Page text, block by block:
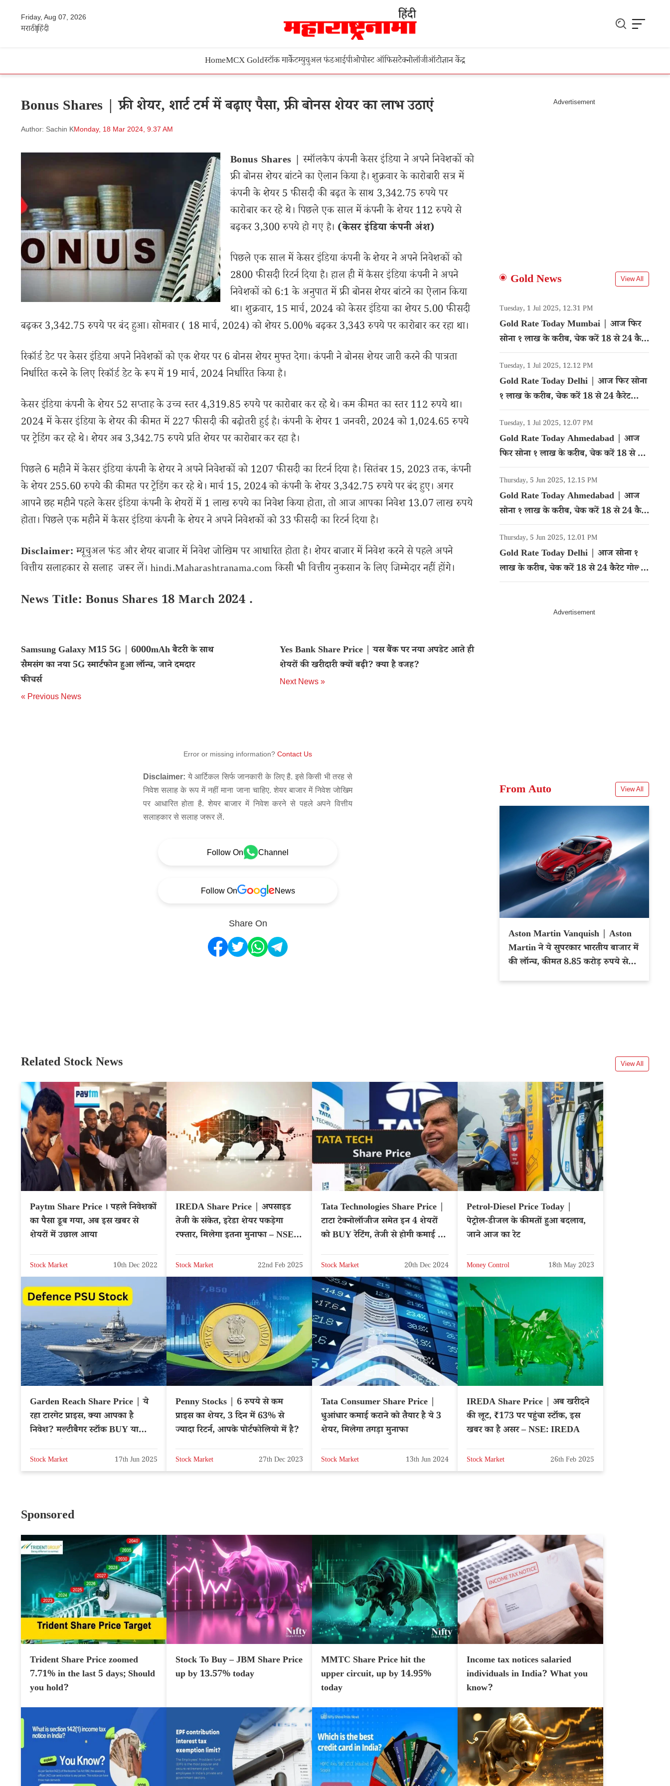
Friday, Aug 07, 2026
मराठीहिंदी
HomeMCX Goldस्टॉक मार्केटम्युचुअल फंडआईपीओपोस्ट ऑफिसटेक्नोलॉजीऑटोज्ञान केंद्र
Bonus Shares | फ्री शेयर, शार्ट टर्म में बढ़ाए पैसा, फ्री बोनस शेयर का लाभ उठाएं
Author: Sachin KMonday, 18 Mar 2024, 9.37 AM
Bonus Shares | स्मॉलकैप कंपनी केसर इंडिया ने अपने निवेशकों को
फ्री बोनस शेयर बांटने का ऐलान किया है। शुक्रवार के कारोबारी सत्र में
कंपनी के शेयर 5 फीसदी की बढ़त के साथ 3,342.75 रुपये पर
कारोबार कर रहे थे। पिछले एक साल में कंपनी के शेयर 112 रुपये से
बढ़कर 3,300 रुपये हो गए है। (केसर इंडिया कंपनी अंश)
पिछले एक साल में केसर इंडिया कंपनी के शेयर ने अपने निवेशकों को
2800 फीसदी रिटर्न दिया है। हाल ही में कैसर इंडिया कंपनी ने अपने
निवेशकों को 6:1 के अनुपात में फ्री बोनस शेयर बांटने का ऐलान किया
था। शुक्रवार, 15 मार्च, 2024 को केसर इंडिया का शेयर 5.00 फीसदी
बढ़कर 3,342.75 रुपये पर बंद हुआ। सोमवार ( 18 मार्च, 2024) को शेयर 5.00% बढ़कर 3,343 रुपये पर कारोबार कर रहा था।
रिकॉर्ड डेट पर केसर इंडिया अपने निवेशकों को एक शेयर पर 6 बोनस शेयर मुफ्त देगा। कंपनी ने बोनस शेयर जारी करने की पात्रता
निर्धारित करने के लिए रिकॉर्ड डेट के रूप में 19 मार्च, 2024 निर्धारित किया है।
केसर इंडिया कंपनी के शेयर 52 सप्ताह के उच्च स्तर 4,319.85 रुपये पर कारोबार कर रहे थे। कम कीमत का स्तर 112 रुपये था।
2024 में केसर इंडिया के शेयर की कीमत में 227 फीसदी की बढ़ोतरी हुई है। कंपनी के शेयर 1 जनवरी, 2024 को 1,024.65 रुपये
पर ट्रेडिंग कर रहे थे। शेयर अब 3,342.75 रुपये प्रति शेयर पर कारोबार कर रहा है।
पिछले 6 महीने में केसर इंडिया कंपनी के शेयर ने अपने निवेशकों को 1207 फीसदी का रिटर्न दिया है। सितंबर 15, 2023 तक, कंपनी
के शेयर 255.60 रुपये की कीमत पर ट्रेडिंग कर रहे थे। मार्च 15, 2024 को कंपनी के शेयर 3,342.75 रुपये पर बंद हुए। अगर
आपने छह महीने पहले केसर इंडिया कंपनी के शेयरों में 1 लाख रुपये का निवेश किया होता, तो आज आपका निवेश 13.07 लाख रुपये
होता। पिछले एक महीने में कैसर इंडिया कंपनी के शेयर ने अपने निवेशकों को 33 फीसदी का रिटर्न दिया है।
Disclaimer:म्यूचुअल फंड और शेयर बाजार में निवेश जोखिम पर आधारित होता है। शेयर बाजार में निवेश करने से पहले अपने
वित्तीय सलाहकार से सलाह जरूर लें। hindi.Maharashtranama.com किसी भी वित्तीय नुकसान के लिए जिम्मेदार नहीं होंगे।
News Title: Bonus Shares 18 March 2024 .
Samsung Galaxy M15 5G | 6000mAh बैटरी के साथ
सैमसंग का नया 5G स्मार्टफोन हुआ लॉन्च, जाने दमदार
फीचर्स
« Previous News
Yes Bank Share Price | यस बैंक पर नया अपडेट आते ही
शेयरों की खरीदारी क्यों बढ़ी? क्या है वजह?
Next News »
Error or missing information? Contact Us
Disclaimer: ये आर्टिकल सिर्फ जानकारी के लिए है. इसे किसी भी तरह से
निवेश सलाह के रूप में नहीं माना जाना चाहिए. शेयर बाजार में निवेश जोखिम
पर आधारित होता है. शेयर बाजार में निवेश करने से पहले अपने वित्तीय
सलाहकार से सलाह जरूर लें.
Follow On Channel
Follow On News
Share On
Gold News View All
Tuesday, 1 Jul 2025, 12.31 PM
Gold Rate Today Mumbai | आज फिर
सोना १ लाख के करीब, चेक करें 18 से 24 कैरेट
गोल्ड का रेट
Tuesday, 1 Jul 2025, 12.12 PM
Gold Rate Today Delhi | आज फिर सोना
१ लाख के करीब, चेक करें 18 से 24 कैरेट
गोल्ड का रेट
Tuesday, 1 Jul 2025, 12.07 PM
Gold Rate Today Ahmedabad | आज
फिर सोना १ लाख के करीब, चेक करें 18 से 24
कैरेट गोल्ड का रेट
Thursday, 5 Jun 2025, 12.15 PM
Gold Rate Today Ahmedabad | आज
सोना १ लाख के करीब, चेक करें 18 से 24 कैरेट
गोल्ड का रेट
Thursday, 5 Jun 2025, 12.01 PM
Gold Rate Today Delhi | आज सोना १
लाख के करीब, चेक करें 18 से 24 कैरेट गोल्ड
का रेट
From Auto View All
Aston Martin Vanquish | Aston
Martin ने ये सुपरकार भारतीय बाजार में
की लॉन्च, कीमत 8.85 करोड़ रुपये से
Related Stock News View All
Paytm Share Price । पहले निवेशकों
का पैसा डूब गया, अब इस खबर से
शेयरों में उछाल आया
Stock Market 10th Dec 2022
IREDA Share Price | अपसाइड
तेजी के संकेत, इरेडा शेयर पकड़ेगा
रफ्तार, मिलेगा इतना मुनाफा – NSE:
Stock Market 22nd Feb 2025
Tata Technologies Share Price |
टाटा टेक्नोलॉजीज समेत इन 4 शेयरों
को BUY रेटिंग, तेजी से होगी कमाई –
Stock Market 20th Dec 2024
Petrol-Diesel Price Today |
पेट्रोल-डीजल के कीमतों हुआ बदलाव,
जाने आज का रेट
Money Control 18th May 2023
Garden Reach Share Price | ये
रहा टारगेट प्राइस, क्या आपका है
निवेश? मल्टीबैगर स्टॉक BUY या
Stock Market 17th Jun 2025
Penny Stocks | 6 रुपये से कम
प्राइस का शेयर, 3 दिन में 63% से
ज्यादा रिटर्न, आपके पोर्टफोलियो में है?
Stock Market 27th Dec 2023
Tata Consumer Share Price |
धुआंधार कमाई कराने को तैयार है ये 3
शेयर, मिलेगा तगड़ा मुनाफा
Stock Market 13th Jun 2024
IREDA Share Price | अब खरीदने
की लूट, ₹173 पर पहुंचा स्टॉक, इस
खबर का है असर – NSE: IREDA
Stock Market 26th Feb 2025
Sponsored
Trident Share Price zoomed
7.71% in the last 5 days; Should
you hold?
Stock To Buy – JBM Share Price
up by 13.57% today
MMTC Share Price hit the
upper circuit, up by 14.95%
today
Income tax notices salaried
individuals in India? What you
know?